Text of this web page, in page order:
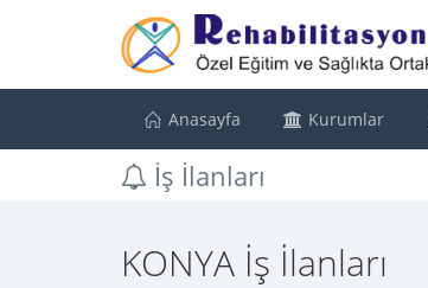
Anasayfa Kurumlar
İş İlanları
KONYA İş İlanları